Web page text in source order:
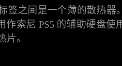
签之间是一个薄的散热器
作索尼 PS5 的辅助硬盘
片。